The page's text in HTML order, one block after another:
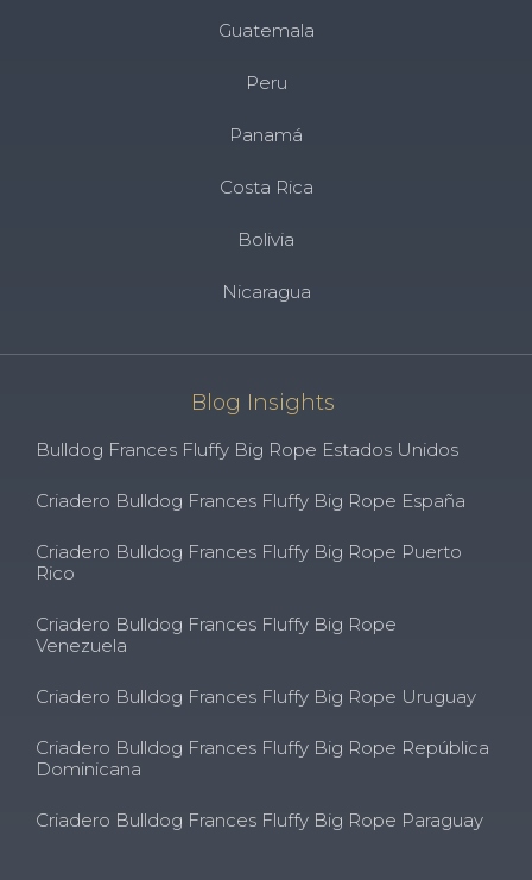
Guatemala
Peru
Panamá
Costa Rica
Bolivia
Nicaragua
Blog Insights
Bulldog Frances Fluffy Big Rope Estados Unidos
Criadero Bulldog Frances Fluffy Big Rope España
Criadero Bulldog Frances Fluffy Big Rope Puerto
Rico
Criadero Bulldog Frances Fluffy Big Rope
Venezuela
Criadero Bulldog Frances Fluffy Big Rope Uruguay
Criadero Bulldog Frances Fluffy Big Rope República
Dominicana
Criadero Bulldog Frances Fluffy Big Rope Paraguay